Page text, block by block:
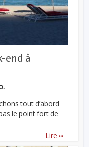
end à
tout d’abord
le point fort de
Lire ...